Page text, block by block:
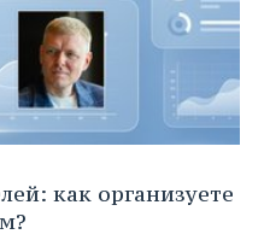
как организуете